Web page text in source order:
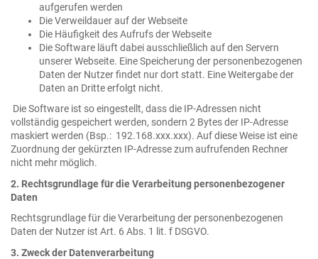
aufgerufen werden
Die Verweildauer auf der Webseite
Die Häufigkeit des Aufrufs der Webseite
Die Software läuft dabei ausschließlich auf den Servern
unserer Webseite. Eine Speicherung der personenbezogenen
Daten der Nutzer findet nur dort statt. Eine Weitergabe der
Daten an Dritte erfolgt nicht.
Die Software ist so eingestellt, dass die IP-Adressen nicht
vollständig gespeichert werden, sondern 2 Bytes der IP-Adresse
maskiert werden (Bsp.: 192.168.xxx.xxx). Auf diese Weise ist eine
Zuordnung der gekürzten IP-Adresse zum aufrufenden Rechner
nicht mehr möglich.
2. Rechtsgrundlage für die Verarbeitung personenbezogener
Daten
Rechtsgrundlage für die Verarbeitung der personenbezogenen
Daten der Nutzer ist Art. 6 Abs. 1 lit. f DSGVO.
3. Zweck der Datenverarbeitung